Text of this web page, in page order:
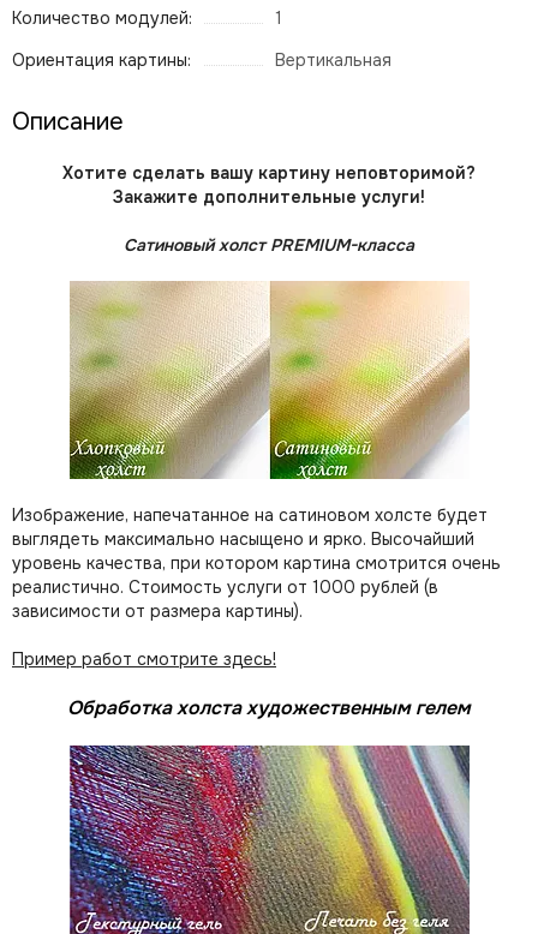
Количество модулей:
1
Ориентация картины:
Вертикальная
Описание
Хотите сделать вашу картину неповторимой?
Закажите дополнительные услуги!
Сатиновый холст PREMIUM-класса
Изображение, напечатанное на сатиновом холсте будет
выглядеть максимально насыщено и ярко. Высочайший
уровень качества, при котором картина смотрится очень
реалистично. Стоимость услуги от 1000 рублей (в
зависимости от размера картины).
Пример работ смотрите здесь!
Обработка холста художественным гелем